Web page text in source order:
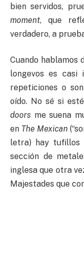
bien servidos,
moment, que
verdadero, a
Cuando hablamos
longevos es casi
repeticiones o
oído. No sé si
doors me suena
en The Mexican
letra) hay tufillos
sección de
inglesa que otra
Majestades que